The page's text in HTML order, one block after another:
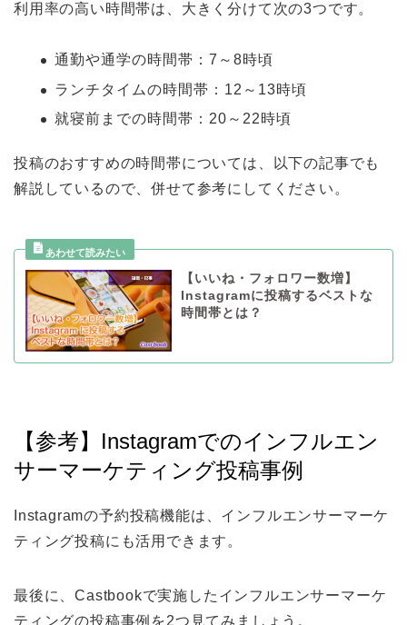
利用率の高い時間帯は、大きく分けて次の3つです。
通勤や通学の時間帯：7～8時頃
ランチタイムの時間帯：12～13時頃
就寝前までの時間帯：20～22時頃
投稿のおすすめの時間帯については、以下の記事でも
解説しているので、併せて参考にしてください。
【いいね・フォロワー数増】
Instagramに投稿するベストな
時間帯とは？
【参考】Instagramでのインフルエン
サーマーケティング投稿事例
Instagramの予約投稿機能は、インフルエンサーマーケ
ティング投稿にも活用できます。
最後に、Castbookで実施したインフルエンサーマーケ
ティングの投稿事例を2つ見てみましょう。